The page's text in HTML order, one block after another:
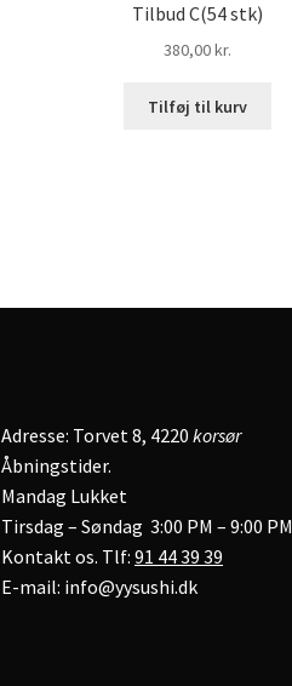
Tilbud C(54 stk)
380,00kr.
Tilføj til kurv
Adresse: Torvet 8, 4220korsør
Åbningstider.
Mandag Lukket
Tirsdag – Søndag 3:00 PM – 9:00 PM
Kontakt os. Tlf:91 44 39 39
E-mail: info@yysushi.dk